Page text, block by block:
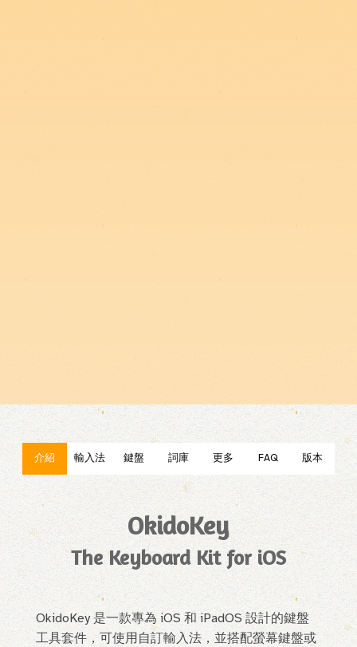
介紹 輸入法 鍵盤 詞庫 更多 FAQ 版本
OkidoKey
The Keyboard Kit for iOS
OkidoKey 是一款專為 iOS 和 iPadOS 設計的鍵盤
工具套件，可使用自訂輸入法，並搭配螢幕鍵盤或